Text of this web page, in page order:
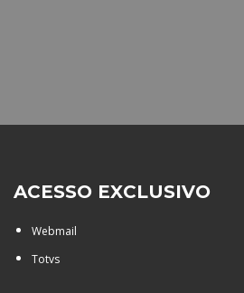
ACESSO EXCLUSIVO
Webmail
Totvs